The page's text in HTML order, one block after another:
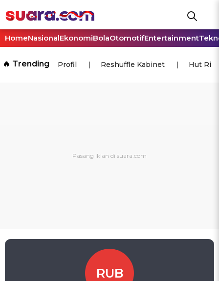
HomeNasionalEkonomiBolaOtomotifEntertainment
🔥 Trending Profil Reshuffle Kabinet Hut Ri
RUB